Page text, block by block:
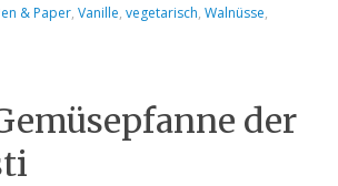
& Paper,Vanille,vegetarisch,Walnüsse,
der